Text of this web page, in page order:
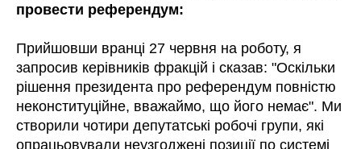
провести референдум:
Прийшовши вранці 27 червня на роботу, я
запросив керівників фракцій і сказав: "Оскільки
рішення президента про референдум повністю
неконституційне, вважаймо, що його немає". Ми
створили чотири депутатські робочі групи, які
опрацьовували неузгоджені позиції по системі